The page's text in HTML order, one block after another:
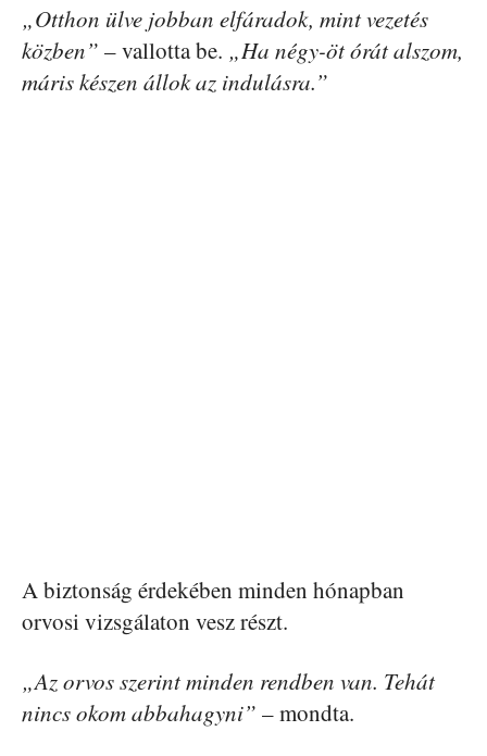
„Otthon ülve jobban elfáradok, mint vezetés
közben” – vallotta be. „Ha négy-öt órát alszom,
máris készen állok az indulásra.”
A biztonság érdekében minden hónapban
orvosi vizsgálaton vesz részt.
„Az orvos szerint minden rendben van. Tehát
nincs okom abbahagyni” – mondta.